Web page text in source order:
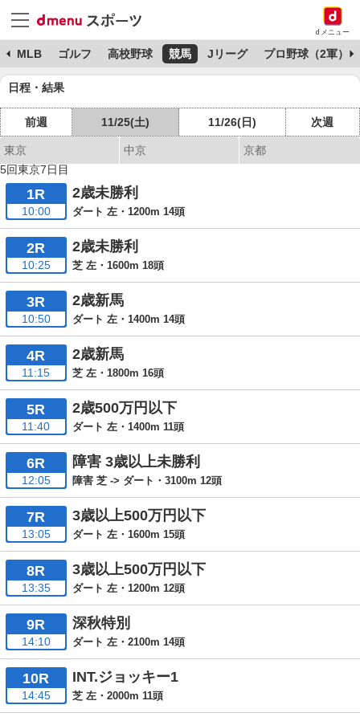
dメニュー
MLB ゴルフ 高校野球 競馬 Jリーグ プロ野球（2軍）
日程・結果
前週 11/25(土) 11/26(日) 次週
東京 中京
京都
5回東京7日目
1R
10:00
2歳未勝利
ダート 左・1200m 14頭
2R
10:25
2歳未勝利
芝 左・1600m 18頭
3R
10:50
2歳新馬
ダート 左・1400m 14頭
4R
11:15
2歳新馬
芝 左・1800m 16頭
5R
11:40
2歳500万円以下
ダート 左・1400m 11頭
6R
12:05
障害 3歳以上未勝利
障害 芝 -> ダート・3100m 12頭
7R
13:05
3歳以上500万円以下
ダート 左・1600m 15頭
8R
13:35
3歳以上500万円以下
ダート 左・1200m 12頭
9R
14:10
深秋特別
ダート 左・2100m 14頭
10R
14:45
INT.ジョッキー1
芝 左・2000m 11頭